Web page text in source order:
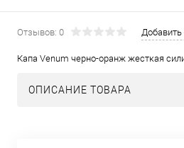
Отзывов: 0
Капа Venum черно-оранж жесткая
ОПИСАНИЕ ТОВАРА